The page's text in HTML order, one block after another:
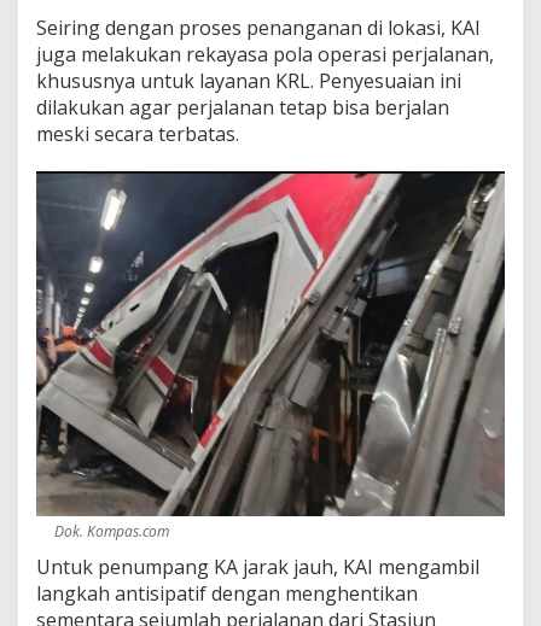
Seiring dengan proses penanganan di lokasi, KAI
juga melakukan rekayasa pola operasi perjalanan,
khususnya untuk layanan KRL. Penyesuaian ini
dilakukan agar perjalanan tetap bisa berjalan
meski secara terbatas.
Dok. Kompas.com
Untuk penumpang KA jarak jauh, KAI mengambil
langkah antisipatif dengan menghentikan
sementara sejumlah perjalanan dari Stasiun